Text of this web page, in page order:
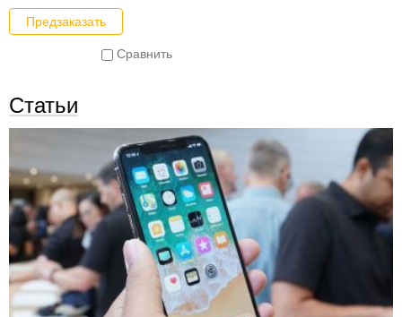
Предзаказать
Сравнить
Статьи